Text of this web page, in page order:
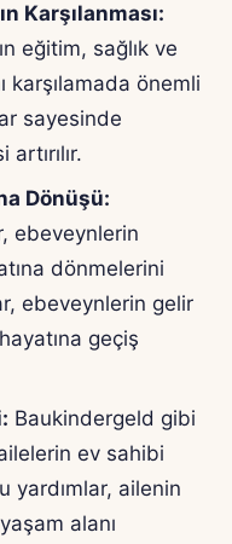
Karşılanması:
eğitim, sağlık ve
karşılamada önemli
sayesinde
Dönüşü:
ebeveynlerin
dönmelerini
ebeveynlerin gelir
geçiş
Baukindergeld gibi
ev sahibi
yardımlar, ailenin
alanı